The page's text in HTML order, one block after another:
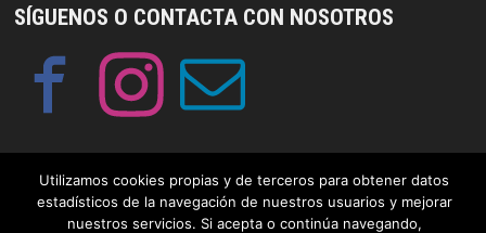
SÍGUENOS O CONTACTA CON NOSOTROS
© Copyright GayFriendlySpain 2019 Funciona conWordPress
Utilizamos cookies propias y de terceros para obtener datos
estadísticos de la navegación de nuestros usuarios y mejorar
nuestros servicios. Si acepta o continúa navegando,